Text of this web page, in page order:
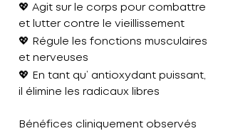
💖 Agit sur le corps pour combattre
et lutter contre le vieillissement
💖 Régule les fonctions musculaires
et nerveuses
💖 En tant qu’ antioxydant puissant,
il élimine les radicaux libres
Bénéfices cliniquement observés